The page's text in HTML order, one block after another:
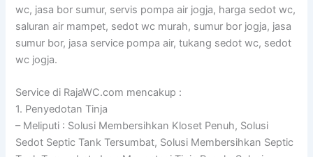
wc, jasa bor sumur, servis pompa air jogja, harga sedot wc,
saluran air mampet, sedot wc murah, sumur bor jogja, jasa
sumur bor, jasa service pompa air, tukang sedot wc, sedot
wc jogja.
Service di RajaWC.com mencakup :
1. Penyedotan Tinja
– Meliputi : Solusi Membersihkan Kloset Penuh, Solusi
Sedot Septic Tank Tersumbat, Solusi Membersihkan Septic